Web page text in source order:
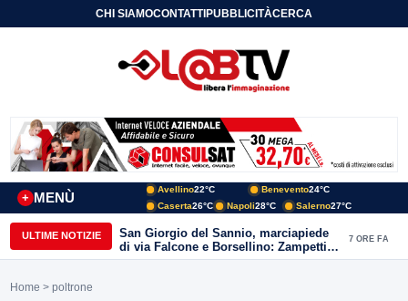
CHI SIAMOCONTATTIPUBBLICITÀCERCA
MENÙ
+
Avellino22°C Benevento24°C
Caserta26°C Napoli28°C Salerno27°C
ULTIME NOTIZIE
San Giorgio del Sannio, marciapiede
di via Falcone e Borsellino: Zampetti e
Lombardi replicano alle polemiche
7 ORE FA
Home > poltrone